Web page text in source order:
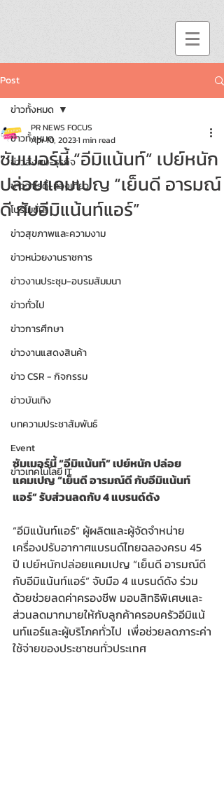
Post
ข่าวทั้งหมด
ข่าวสังคม-ธุรกิจ
ข่าววาไรตี้-ท่องเที่ยว
โปรโมชั่น!!
ข่าวสุขภาพและความงาม
ข่าวหน่วยงานราชการ
ข่าวงานประชุม-อบรมสัมมนา
ข่าวทั่วไป
ข่าวการศึกษา
ข่าวงานแสดงสินค้า
ข่าว CSR - กิจกรรม
ข่าวบันเทิง
บทความประชาสัมพันธ์
Event
ข่าวเทคโนโลยี IT
ข่าวทั้งหมด
ซัมเมอร์นี้ “อีมิแน้นท์” เปย์หนัก
ปล่อยแคมเปญ “เย็นดี อารมณ์
ดี กับอีมิแน้นท์แอร์”
PR NEWS FOCUS
Apr 10, 20231 min read
ซัมเมอร์นี้ “อีมิแน้นท์” เปย์หนัก ปล่อย
แคมเปญ “เย็นดี อารมณ์ดี กับอีมิแน้นท์
แอร์” รับส่วนลดกับ 4 แบรนด์ดัง
“อีมิแน้นท์แอร์” ผู้ผลิตและผู้จัดจำหน่าย
เครื่องปรับอากาศแบรนด์ไทยฉลองครบ 45
ปี เปย์หนักปล่อยแคมเปญ “เย็นดี อารมณ์ดี
กับอีมิแน้นท์แอร์” จับมือ 4 แบรนด์ดัง ร่วม
ด้วยช่วยลดค่าครองชีพ มอบสิทธิพิเศษและ
ส่วนลดมากมายให้กับลูกค้าครอบครัวอีมิแน้
นท์แอร์และผู้บริโภคทั่วไป  เพื่อช่วยลดภาระค่า
ใช้จ่ายของประชาชนทั่วประเทศ